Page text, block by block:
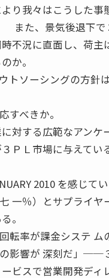
り我々はこうした事
また、景気後退下で
不況に直面し、荷主
か。
トソーシングの方針
すべきか。
対する広範なアンケ
ＰＬ市場に与えてい
2010 を感じて
一％）とサプライヤ
。
転率が課金システ ム
影響が 深刻だ」──
ビスで営業開発ディ